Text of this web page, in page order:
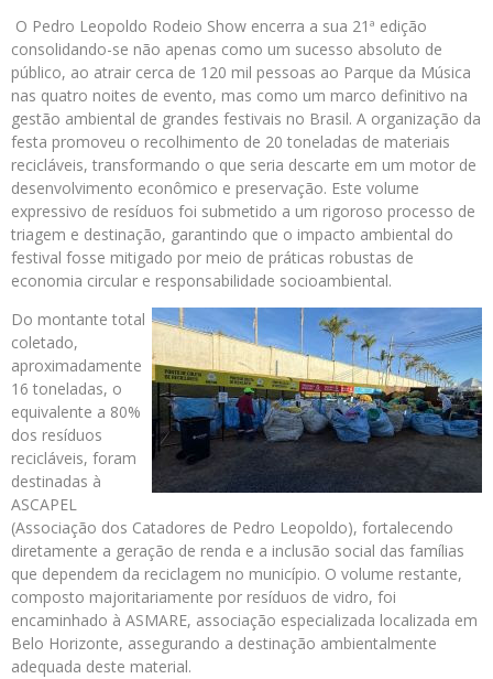
O Pedro Leopoldo Rodeio Show encerra a sua 21ª edição
consolidando-se não apenas como um sucesso absoluto de
público, ao atrair cerca de 120 mil pessoas ao Parque da Música
nas quatro noites de evento, mas como um marco definitivo na
gestão ambiental de grandes festivais no Brasil. A organização da
festa promoveu o recolhimento de 20 toneladas de materiais
recicláveis, transformando o que seria descarte em um motor de
desenvolvimento econômico e preservação. Este volume
expressivo de resíduos foi submetido a um rigoroso processo de
triagem e destinação, garantindo que o impacto ambiental do
festival fosse mitigado por meio de práticas robustas de
economia circular e responsabilidade socioambiental.
Do montante total
coletado,
aproximadamente
16 toneladas, o
equivalente a 80%
dos resíduos
recicláveis, foram
destinadas à
ASCAPEL
(Associação dos Catadores de Pedro Leopoldo), fortalecendo
diretamente a geração de renda e a inclusão social das famílias
que dependem da reciclagem no município. O volume restante,
composto majoritariamente por resíduos de vidro, foi
encaminhado à ASMARE, associação especializada localizada em
Belo Horizonte, assegurando a destinação ambientalmente
adequada deste material.